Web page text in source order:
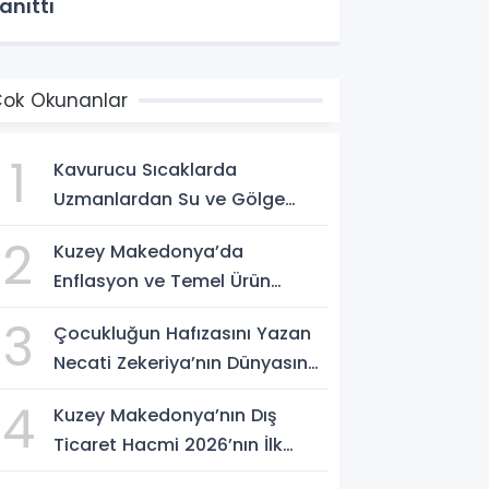
Okunanlar
1
Kavurucu Sıcaklarda
Uzmanlardan Su ve Gölge
2
Kuzey Makedonya’da
Enflasyon ve Temel Ürün
3
Çocukluğun Hafızasını Yazan
Necati Zekeriya’nın Dünyasına
4
Kuzey Makedonya’nın Dış
Ticaret Hacmi 2026’nın İlk